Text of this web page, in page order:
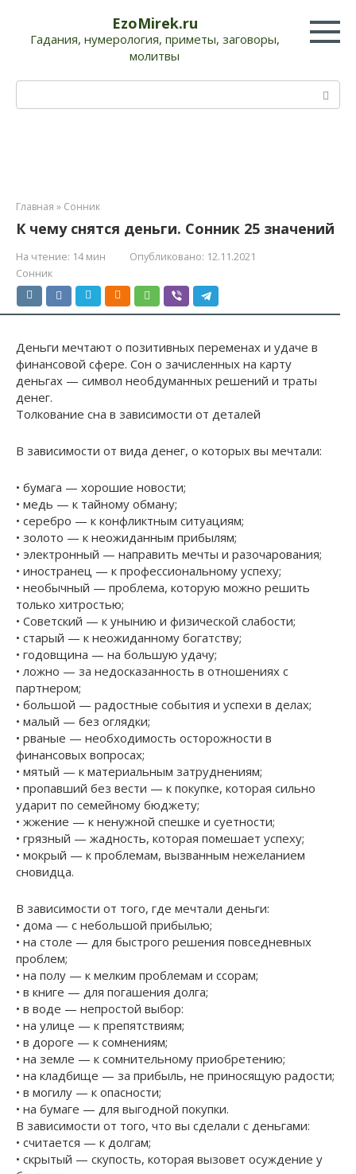
контенту
EzoMirek.ru
Гадания, нумерология, приметы, заговоры,
молитвы
Главная » Сонник
К чему снятся деньги. Сонник 25 значений
На чтение: 14 мин Опубликовано: 12.11.2021
Сонник
Деньги мечтают о позитивных переменах и удаче в
финансовой сфере. Сон о зачисленных на карту
деньгах — символ необдуманных решений и траты
денег.
Толкование сна в зависимости от деталей
В зависимости от вида денег, о которых вы мечтали:
• бумага — хорошие новости;
• медь — к тайному обману;
• серебро — к конфликтным ситуациям;
• золото — к неожиданным прибылям;
• электронный — направить мечты и разочарования;
• иностранец — к профессиональному успеху;
• необычный — проблема, которую можно решить
только хитростью;
• Советский — к унынию и физической слабости;
• старый — к неожиданному богатству;
• годовщина — на большую удачу;
• ложно — за недосказанность в отношениях с
партнером;
• большой — радостные события и успехи в делах;
• малый — без оглядки;
• рваные — необходимость осторожности в
финансовых вопросах;
• мятый — к материальным затруднениям;
• пропавший без вести — к покупке, которая сильно
ударит по семейному бюджету;
• жжение — к ненужной спешке и суетности;
• грязный — жадность, которая помешает успеху;
• мокрый — к проблемам, вызванным нежеланием
сновидца.
В зависимости от того, где мечтали деньги:
• дома — с небольшой прибылью;
• на столе — для быстрого решения повседневных
проблем;
• на полу — к мелким проблемам и ссорам;
• в книге — для погашения долга;
• в воде — непростой выбор:
• на улице — к препятствиям;
• в дороге — к сомнениям;
• на земле — к сомнительному приобретению;
• на кладбище — за прибыль, не приносящую радости;
• в могилу — к опасности;
• на бумаге — для выгодной покупки.
В зависимости от того, что вы сделали с деньгами:
• считается — к долгам;
• скрытый — скупость, которая вызовет осуждение у